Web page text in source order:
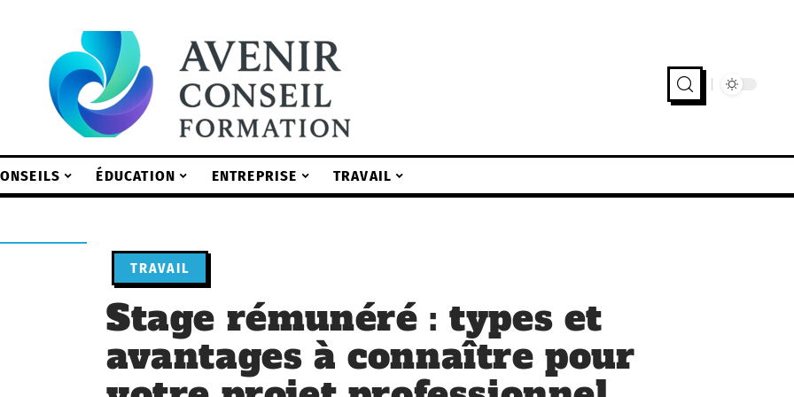
ÉDUCATION ENTREPRISE TRAVAIL
TRAVAIL
Stage rémunéré : types et
avantages à connaître pour